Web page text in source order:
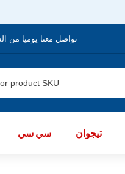
تواصل معنا يوميا من الساعة 8 صباحا / العاشرة مساءا عن طريق
سي سي تيجوان